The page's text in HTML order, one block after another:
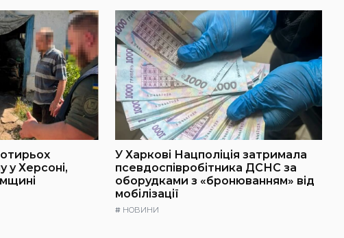
у Херсоні,
У Харкові Нацполіція затримала
псевдоспівробітника ДСНС за
оборудками з «бронюванням» від
мобілізації
# НОВИНИ